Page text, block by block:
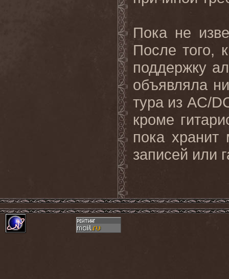
Пока не
После того,
поддержку
объявляла
тура из AC/
кроме
пока хранит
записей или